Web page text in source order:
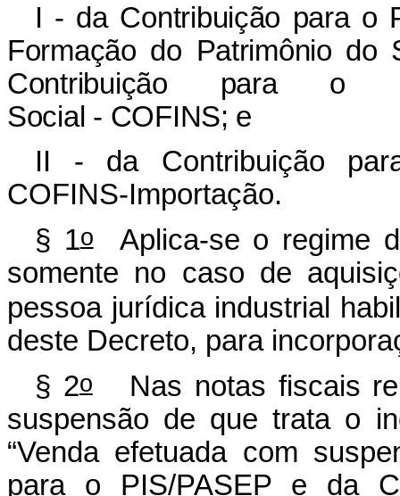
I - da Contribuição para o
Formação do Patrimônio do
Contribuição para o
Social - COFINS; e
II - da Contribuição
COFINS-Importação.
§ 1oAplica-se o regime
somente no caso de
pessoa jurídica industrial
deste Decreto, para
§ 2oNas notas fiscais
suspensão de que trata o
“Venda efetuada com
para o PIS/PASEP e da